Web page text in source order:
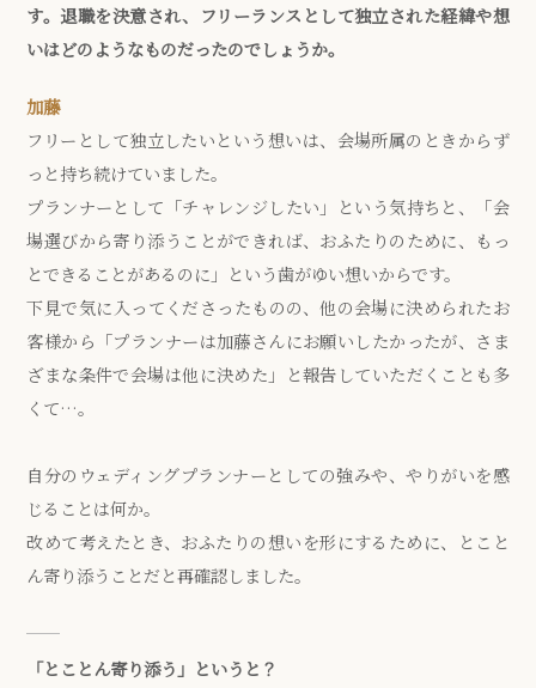
す。退職を決意され、フリーランスとして独立された経緯や想
いはどのようなものだったのでしょうか。
加藤
フリーとして独立したいという想いは、会場所属のときからず
っと持ち続けていました。
プランナーとして「チャレンジしたい」という気持ちと、「会
場選びから寄り添うことができれば、おふたりのために、もっ
とできることがあるのに」という歯がゆい想いからです。
下見で気に入ってくださったものの、他の会場に決められたお
客様から「プランナーは加藤さんにお願いしたかったが、さま
ざまな条件で会場は他に決めた」と報告していただくことも多
くて…。
自分のウェディングプランナーとしての強みや、やりがいを感
じることは何か。
改めて考えたとき、おふたりの想いを形にするために、とこと
ん寄り添うことだと再確認しました。
「とことん寄り添う」というと？